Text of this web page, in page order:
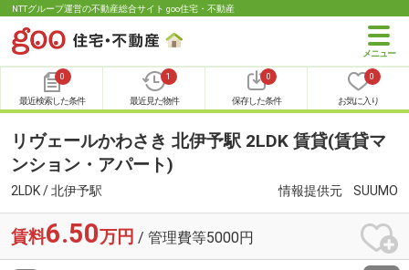
NTTグループ運営の不動産総合サイト goo住宅・不動産
0
最近検索した条件
1
最近見た物件
0
保存した条件
0
お気に入り
リヴェールかわさき 北伊予駅 2LDK 賃貸(賃貸マ
ンション・アパート)
2LDK / 北伊予駅 情報提供元 SUUMO
賃料6.50万円 / 管理費等5000円